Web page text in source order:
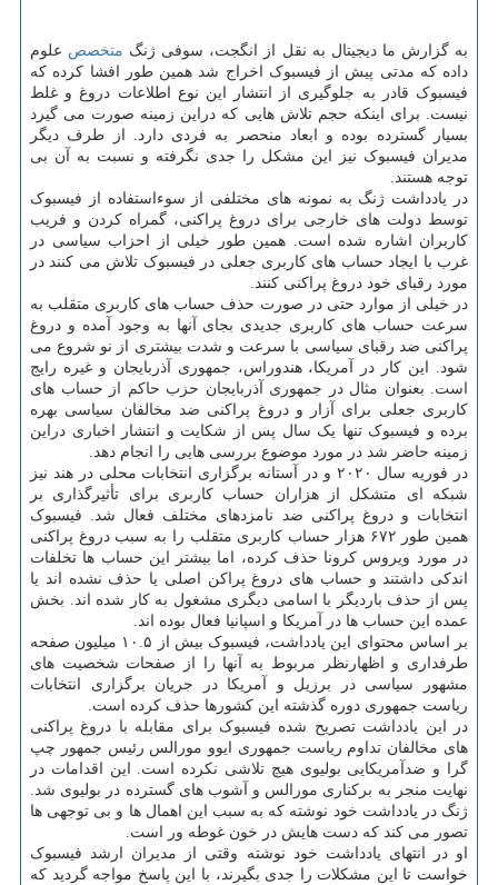
به گزارش ما دیجیتال به نقل از انگجت، سوفی ژنگ متخصص علوم
داده که مدتی پیش از فیسبوک اخراج شد همین طور افشا کرده که
فیسبوک قادر به جلوگیری از انتشار این نوع اطلاعات دروغ و غلط
نیست. برای اینکه حجم تلاش هایی که دراین زمینه صورت می گیرد
بسیار گسترده بوده و ابعاد منحصر به فردی دارد. از طرف دیگر
مدیران فیسبوک نیز این مشکل را جدی نگرفته و نسبت به آن بی
توجه هستند.
در یادداشت ژنگ به نمونه های مختلفی از سوءاستفاده از فیسبوک
توسط دولت های خارجی برای دروغ پراکنی، گمراه کردن و فریب
کاربران اشاره شده است. همین طور خیلی از احزاب سیاسی در
غرب با ایجاد حساب های کاربری جعلی در فیسبوک تلاش می کنند در
مورد رقبای خود دروغ پراکنی کنند.
در خیلی از موارد حتی در صورت حذف حساب های کاربری متقلب به
سرعت حساب های کاربری جدیدی بجای آنها به وجود آمده و دروغ
پراکنی ضد رقبای سیاسی با سرعت و شدت بیشتری از نو شروع می
شود. این کار در آمریکا، هندوراس، جمهوری آذربایجان و غیره رایج
است. بعنوان مثال در جمهوری آذربایجان حزب حاکم از حساب های
کاربری جعلی برای آزار و دروغ پراکنی ضد مخالفان سیاسی بهره
برده و فیسبوک تنها یک سال پس از شکایت و انتشار اخباری دراین
زمینه حاضر شد در مورد موضوع بررسی هایی را انجام دهد.
در فوریه سال ۲۰۲۰ و در آستانه برگزاری انتخابات محلی در هند نیز
شبکه ای متشکل از هزاران حساب کاربری برای تأثیرگذاری بر
انتخابات و دروغ پراکنی ضد نامزدهای مختلف فعال شد. فیسبوک
همین طور ۶۷۲ هزار حساب کاربری متقلب را به سبب دروغ پراکنی
در مورد ویروس کرونا حذف کرده، اما بیشتر این حساب ها تخلفات
اندکی داشتند و حساب های دروغ پراکن اصلی یا حذف نشده اند یا
پس از حذف باردیگر با اسامی دیگری مشغول به کار شده اند. بخش
عمده این حساب ها در آمریکا و اسپانیا فعال بوده اند.
بر اساس محتوای این یادداشت، فیسبوک بیش از ۱۰.۵ میلیون صفحه
طرفداری و اظهارنظر مربوط به آنها را از صفحات شخصیت های
مشهور سیاسی در برزیل و آمریکا در جریان برگزاری انتخابات
ریاست جمهوری دوره گذشته این کشورها حذف کرده است.
در این یادداشت تصریح شده فیسبوک برای مقابله با دروغ پراکنی
های مخالفان تداوم ریاست جمهوری ایوو مورالس رئیس جمهور چپ
گرا و ضدآمریکایی بولیوی هیچ تلاشی نکرده است. این اقدامات در
نهایت منجر به برکناری مورالس و آشوب های گسترده در بولیوی شد.
ژنگ در یادداشت خود نوشته که به سبب این اهمال ها و بی توجهی ها
تصور می کند که دست هایش در خون غوطه ور است.
او در انتهای یادداشت خود نوشته وقتی از مدیران ارشد فیسبوک
خواست تا این مشکلات را جدی بگیرند، با این پاسخ مواجه گردید که